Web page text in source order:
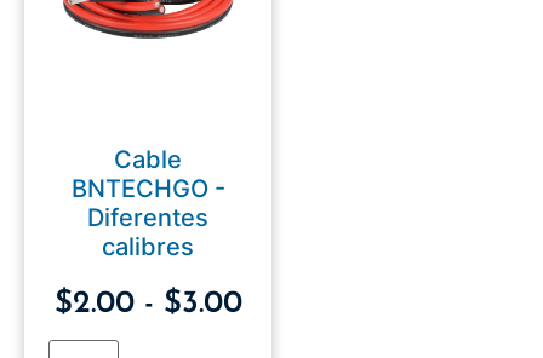
Cable
BNTECHGO -
Diferentes
calibres
$2.00 - $3.00